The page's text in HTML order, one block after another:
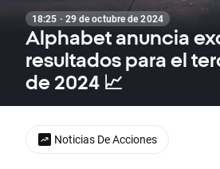
18:25 · 29 de octubre de 2024
Alphabet anuncia
resultados para el
de 2024 📈
Noticias De Acciones